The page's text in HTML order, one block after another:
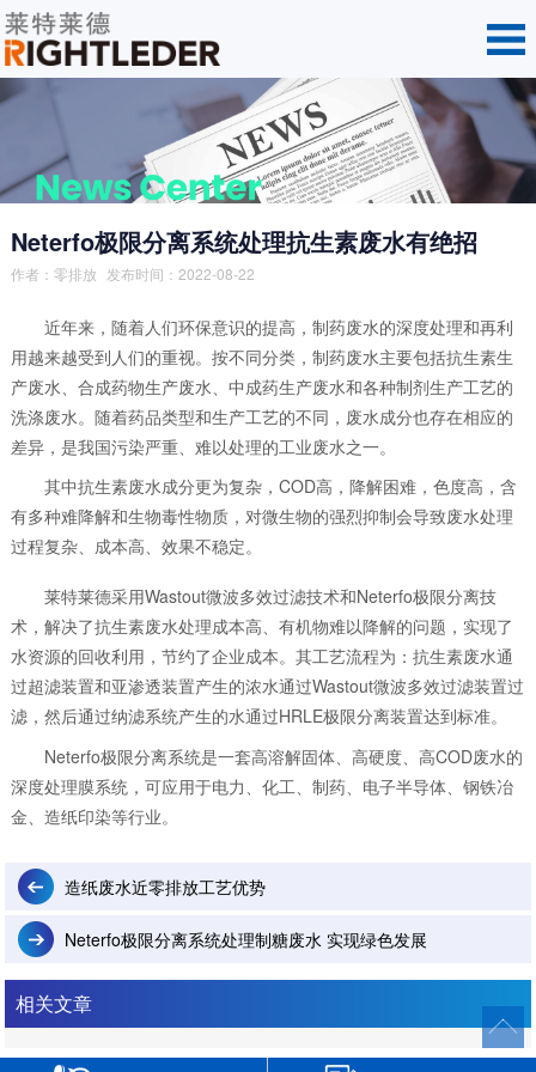
Neterfo极限分离系统处理抗生素废水有绝招
作者：零排放 发布时间：2022-08-22
近年来，随着人们环保意识的提高，制药废水的深度处理和再利
用越来越受到人们的重视。按不同分类，制药废水主要包括抗生素生
产废水、合成药物生产废水、中成药生产废水和各种制剂生产工艺的
洗涤废水。随着药品类型和生产工艺的不同，废水成分也存在相应的
差异，是我国污染严重、难以处理的工业废水之一。
其中抗生素废水成分更为复杂，COD高，降解困难，色度高，含
有多种难降解和生物毒性物质，对微生物的强烈抑制会导致废水处理
过程复杂、成本高、效果不稳定。
莱特莱德采用Wastout微波多效过滤技术和Neterfo极限分离技
术，解决了抗生素废水处理成本高、有机物难以降解的问题，实现了
水资源的回收利用，节约了企业成本。其工艺流程为：抗生素废水通
过超滤装置和亚渗透装置产生的浓水通过Wastout微波多效过滤装置过
滤，然后通过纳滤系统产生的水通过HRLE极限分离装置达到标准。
Neterfo极限分离系统是一套高溶解固体、高硬度、高COD废水的
深度处理膜系统，可应用于电力、化工、制药、电子半导体、钢铁冶
金、造纸印染等行业。
造纸废水近零排放工艺优势
Neterfo极限分离系统处理制糖废水 实现绿色发展
相关文章